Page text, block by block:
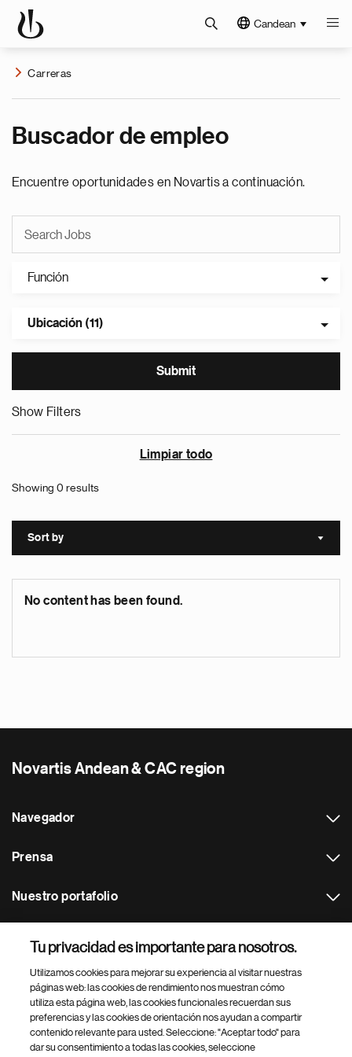
Candean
Carreras
Buscador de empleo
Encuentre oportunidades en Novartis a continuación.
Función
Ubicación (11)
Show Filters
Limpiar todo
Showing 0 results
Sort by Sort
No content has been found.
Novartis Andean & CAC region
Navegador
Prensa
Nuestro portafolio
Footer Site Search
Tu privacidad es importante para nosotros.
Utilizamos cookies para mejorar su experiencia al visitar nuestras
páginas web: las cookies de rendimiento nos muestran cómo
utiliza esta página web, las cookies funcionales recuerdan sus
preferencias y las cookies de orientación nos ayudan a compartir
contenido relevante para usted. Seleccione: "Aceptar todo" para
dar su consentimiento a todas las cookies, seleccione